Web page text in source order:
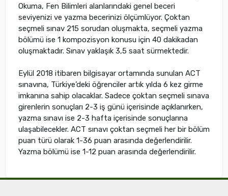
Okuma, Fen Bilimleri alanlarındaki genel beceri
seviyenizi ve yazma becerinizi ölçümlüyor. Çoktan
seçmeli sınav 215 sorudan oluşmakta, seçmeli yazma
bölümü ise 1 kompozisyon konusu için 40 dakikadan
oluşmaktadır. Sınav yaklaşık 3,5 saat sürmektedir.
Eylül 2018 itibaren bilgisayar ortamında sunulan ACT
sınavına, Türkiye’deki öğrenciler artık yılda 6 kez girme
imkanına sahip olacaklar. Sadece çoktan seçmeli sınava
girenlerin sonuçları 2-3 iş günü içerisinde açıklanırken,
yazma sınavı ise 2-3 hafta içerisinde sonuçlarına
ulaşabilecekler. ACT sınavı çoktan seçmeli her bir bölüm
puan türü olarak 1-36 puan arasında değerlendirilir.
Yazma bölümü ise 1-12 puan arasında değerlendirilir.